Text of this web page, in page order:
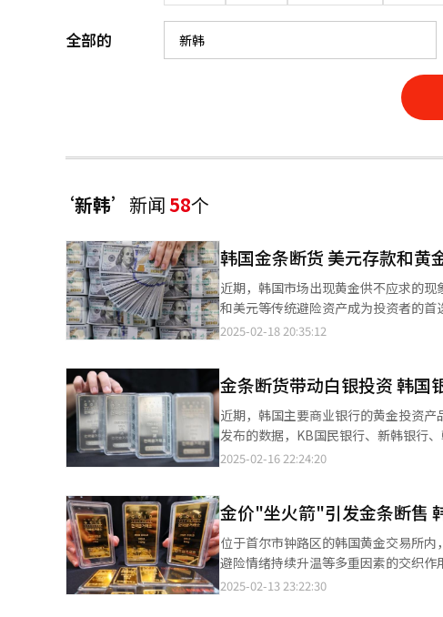
全部的
‘新韩’ 新闻58个
韩国金条断货 美元存款和黄
近期，韩国市场出现黄金供不应求的
和美元等传统避险资产成为投资者的首选。 据韩国金融界18日消息，以本月18日为基准，KB国民银行、新
韩亚银行、友利银行、NH农协银行五
发市场广泛关注。 分析指出，尽管韩元兑美元汇率处于金融危机后的高位，许多投资者并未选择卖出美元以获取差价
收益，而是进一步买入美元和黄金，
上17日（当地时间）美国总统日假期临近
【图片提供 韩联社】 除了美元存款，韩国商业银行的黄金账户余额也大幅增加。以本月14日为基准，KB国民银行、
新韩银行、友利银行三家银行的黄金账
青睐。数据显示，三家银行的黄金账户
需求。 近期，由于黄金供不应求的现象，投资者开始将目光转向其他替代投资产品。黄金作为传统避险资产，在全球
经济不确定性加剧的背景下，需求大幅增加，
11日向各大银行发送公文，要求暂停
力恢复销售。”除了造币公社外，未能
2025-02-18 20:35:12
金条断货带动白银投资 韩国
近期，韩国主要商业银行的黄金投资产品——金
发布的数据，KB国民银行、新韩银行
的金条销售额达406.0345亿韩元（约合人民币2亿
造币公社于本月11日向各大银行发送
金条，将尽快努力恢复销售。”除了造
韩、NH农业银行等虽仍在正常销售金条，
求的同时，其他黄金投资产品也受到
额达8969亿韩元，创历史新高。韩亚银行和NH农协银行
2025-02-16 22:24:20
金价"坐火箭"引发金条断售
位于首尔市钟路区的韩国黄金交易所内，员工正在展
避险情绪持续升温等多重因素的交织
韩国造币公社近日决定全面停止销售金条。 本月11日，韩国造币公社向各大银行发送公文，要求暂停销售
2025-02-13 23:22:30